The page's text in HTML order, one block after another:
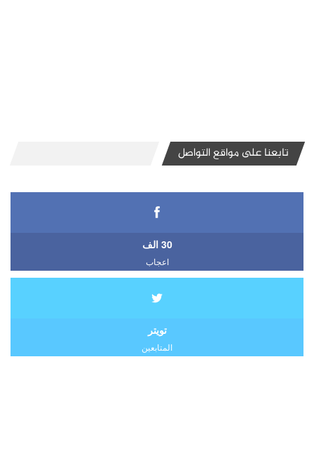
تابعنا على مواقع التواصل
30 الف
اعجاب
تويتر
المتابعين